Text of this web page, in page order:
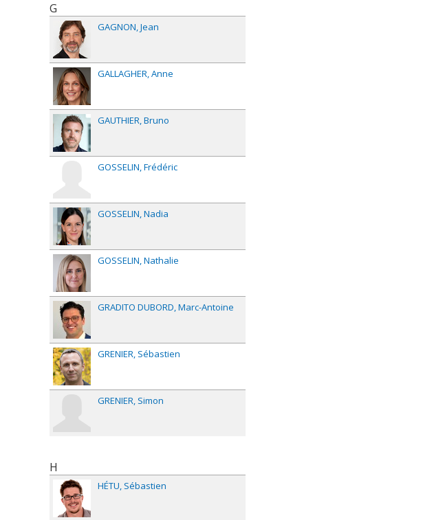
G
GAGNON Jean
GALLAGHER Anne
GAUTHIER Bruno
GOSSELIN Frédéric
GOSSELIN Nadia
GOSSELIN Nathalie
GRADITO DUBORD Marc-Antoine
GRENIER Sébastien
GRENIER Simon
H
HÉTU Sébastien